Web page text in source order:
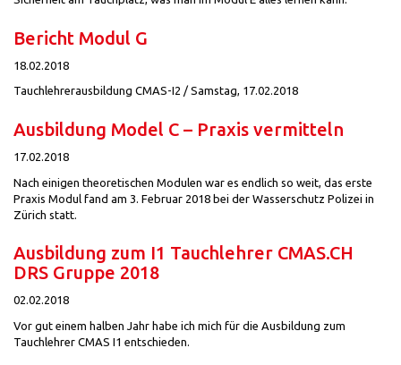
Bericht Modul G
18.02.2018
Tauchlehrerausbildung CMAS-I2 / Samstag, 17.02.2018
Ausbildung Model C – Praxis vermitteln
17.02.2018
Nach einigen theoretischen Modulen war es endlich so weit, das erste
Praxis Modul fand am 3. Februar 2018 bei der Wasserschutz Polizei in
Zürich statt.
Ausbildung zum I1 Tauchlehrer CMAS.CH
DRS Gruppe 2018
02.02.2018
Vor gut einem halben Jahr habe ich mich für die Ausbildung zum
Tauchlehrer CMAS I1 entschieden.